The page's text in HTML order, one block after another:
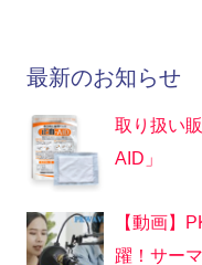
最新のお知らせ
取り扱い
AID」
【動画】
躍！サー